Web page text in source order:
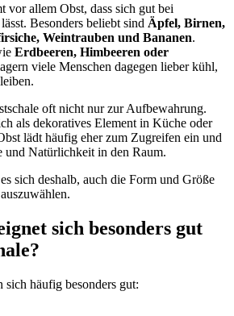
vor allem Obst, dass sich gut bei
Besonders beliebt sind Äpfel, Birnen,
Weintrauben und Bananen.
Erdbeeren, Himbeeren oder
viele Menschen dagegen lieber kühl,
oft nicht nur zur Aufbewahrung.
als dekoratives Element in Küche oder
lädt häufig eher zum Zugreifen ein und
und Natürlichkeit in den Raum.
sich deshalb, auch die Form und Größe
sich besonders gut
sich häufig besonders gut: